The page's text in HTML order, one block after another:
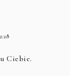
Ciebie.